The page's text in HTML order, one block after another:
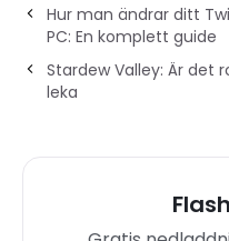
Hur man ändrar ditt
PC: En komplett guide
Stardew Valley: Är det
leka